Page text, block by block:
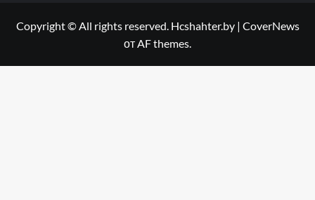
Copyright © All rights reserved. Hcshahter.by | CoverNews
от AF themes.